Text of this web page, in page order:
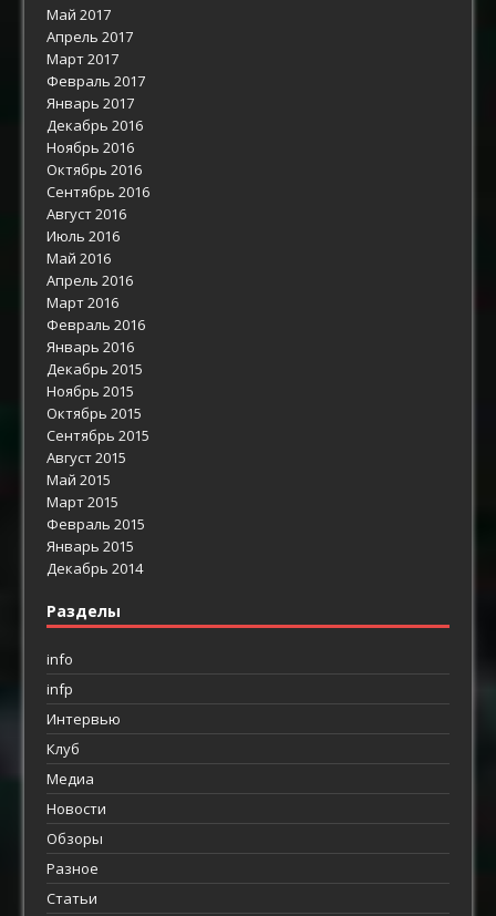
Май 2017
Апрель 2017
Март 2017
Февраль 2017
Январь 2017
Декабрь 2016
Ноябрь 2016
Октябрь 2016
Сентябрь 2016
Август 2016
Июль 2016
Май 2016
Апрель 2016
Март 2016
Февраль 2016
Январь 2016
Декабрь 2015
Ноябрь 2015
Октябрь 2015
Сентябрь 2015
Август 2015
Май 2015
Март 2015
Февраль 2015
Январь 2015
Декабрь 2014
Разделы
info
infp
Интервью
Клуб
Медиа
Новости
Обзоры
Разное
Статьи